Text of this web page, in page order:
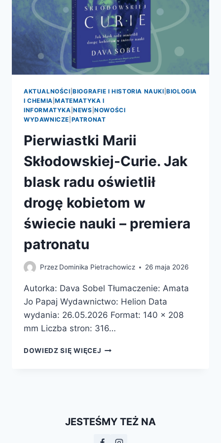
AKTUALNOŚCI |BIOGRAFIE I HISTORIA NAUKI |BIOLOGIA
I CHEMIA |MATEMATYKA I
INFORMATYKA |NEWS |NOWOŚCI
WYDAWNICZE PATRONAT
Pierwiastki Marii
Skłodowskiej-Curie. Jak
blask radu oświetlił
drogę kobietom w
świecie nauki – premiera
patronatu
Przez Dominika Pietrachowicz 26 maja 2026
Autorka: Dava Sobel Tłumaczenie: Amata
Jo Papaj Wydawnictwo: Helion Data
wydania: 26.05.2026 Format: 140 x 208
mm Liczba stron: 316…
DOWIEDZ SIĘ WIĘCEJ PIERWIASTKI
OŚWIETLIŁ
JESTEŚMY TEŻ NA